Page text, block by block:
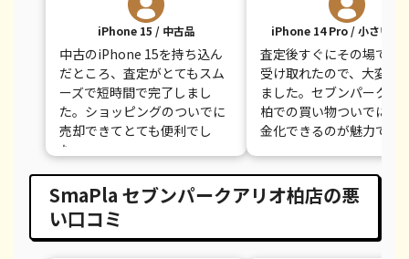
iPhone 15 / 中古品
中古のiPhone 15を持ち込ん
だところ、査定がとてもスム
ーズで短時間で完了しまし
た。ショッピングのついでに
売却できてとても便利でし
た。
iPhone 14 Pro / 小さい傷
査定後すぐにその場で現
受け取れたので、大変助
ました。セブンパークア
柏での買い物ついでに即
金化できるのが魅力です
SmaPla セブンパークアリオ柏店の悪
い口コミ